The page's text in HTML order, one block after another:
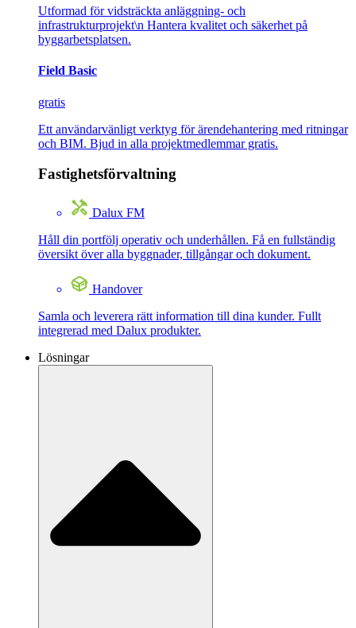
Utformad för vidsträckta anläggning- och
infrastrukturprojekt\n Hantera kvalitet och säkerhet på
byggarbetsplatsen.
Field Basic
gratis
Ett användarvänligt verktyg för ärendehantering med ritningar
och BIM. Bjud in alla projektmedlemmar gratis.
Fastighetsförvaltning
Dalux FM
Håll din portfölj operativ och underhållen. Få en fullständig
översikt över alla byggnader, tillgångar och dokument.
Handover
Samla och leverera rätt information till dina kunder. Fullt
integrerad med Dalux produkter.
Lösningar